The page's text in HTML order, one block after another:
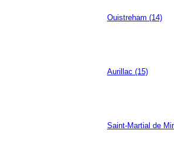
Ouistreham (14)
Aurillac (15)
Saint-Martial de